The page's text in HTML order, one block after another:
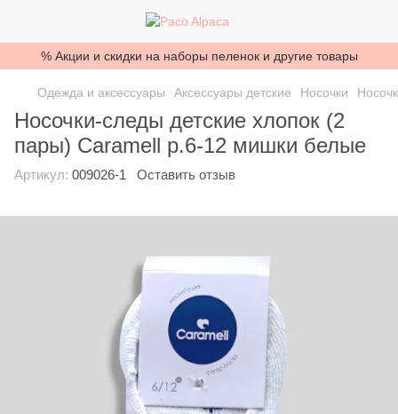
% Акции и скидки на наборы пеленок и другие товары
Одежда и аксессуары Аксессуары детские Носочки
Носочки-следы детские хлопок (2
пары) Caramell р.6-12 мишки белые
Артикул: 009026-1 Оставить отзыв